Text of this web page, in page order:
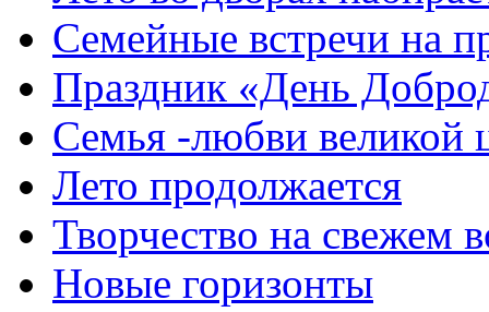
Семейные встречи на
Праздник «День
Семья -любви великой
Лето продолжается
Творчество на свежем
Новые горизонты